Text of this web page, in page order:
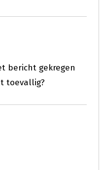
bericht gekregen
toevallig?